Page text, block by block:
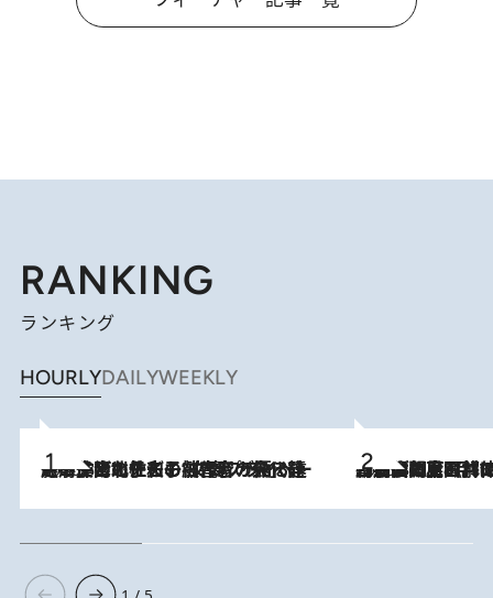
RANKING
ランキング
HOURLYDAILYWEEKLY
2026.8.3
《「文士の子ども被害者の会」発足！》阿川佐和子（72）が語る遠藤周作に北杜夫、劇作家・矢代静一の子どもたちの“文豪プライベート事件簿” 2026.8.8
「最後に見られてよかった」上野動物園の東園パンダ舎が解体前に特別公開。8月16日まで延長されたパネル展と共に辿る“半世紀”のパンダ飼育《解体工事の図面あり》